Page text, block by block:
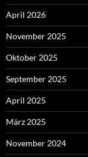
April 2026
November 2025
Oktober 2025
September 2025
April 2025
März 2025
November 2024